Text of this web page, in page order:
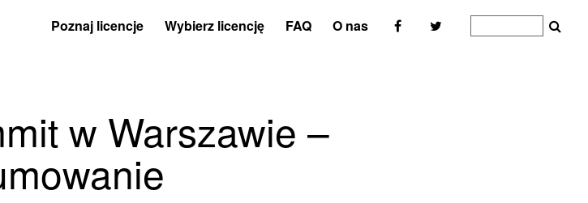
Poznaj licencje Wybierz licencję FAQ O nas
w Warszawie –